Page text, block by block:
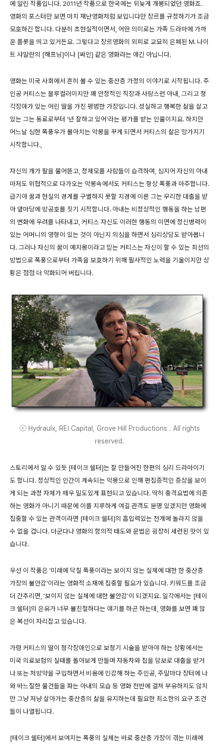
에 알린 작품입니다. 2011년 작품으로 한국에는 뒤늦게 개봉되었던 영화죠.
영화의 포스터만 보면 마치 재난영화처럼 보입니다만 장르를 규정하기가 조금
모호하긴 합니다. 다분히 초현실적이면서, 어떤 의미로는 가족 드라마에 가까
운 플롯을 띄고 있거든요. 그렇다고 장르영화의 외피로 교묘히 은폐된 M. 나이
트 샤말란의 [해프닝]이나 [싸인] 같은 영화라는 얘긴 아닙니다.
영화는 미국 사회에서 흔히 볼 수 있는 중산층 가정의 이야기로 시작됩니다. 주
인공 커티스는 블루컬러이지만 꽤 안정적인 직장과 사랑스런 아내, 그리고 청
각장애가 있는 어린 딸을 가진 평범한 가장입니다. 성실하고 행복한 삶을 살고
있는 그는 동료로부터 '넌 잘하고 있어'라는 평가를 받는 인물이지요. 하지만
어느날 심한 폭풍우가 몰아치는 악몽을 꾸게 되면서 커티스의 삶은 망가지기
시작합니다.,
자신의 개가 팔을 물어뜯고, 정체모를 사람들이 습격하며, 심지어 자신의 아내
마저도 위협적으로 다가오는 악몽속에서도 커티스는 항상 폭풍과 마주합니다.
급기야 꿈과 현실의 경계를 구별하지 못할 지경에 이른 그는 무리한 대출을 받
아 앞마당에 방공호를 짓기 시작합니다. 아내는 비정상적인 행동을 하는 남편
의 변화에 우려를 나타내고, 커티스 자신도 이러한 행동의 이면에 정신병력이
있는 어머니의 영향이 있는 것이 아닌지 의심을 하면서 심리상담도 받아봅니
다. 그러나 자신의 꿈이 예지몽이라고 믿는 커티스는 자신이 할 수 있는 최선의
방법으로 폭풍으로부터 가족을 보호하기 위해 필사적인 노력을 기울이지만 상
황은 점점 더 악화되어 버립니다.
ⓒ Hydraulx, REI Capital, Grove Hill Productions . All rights
reserved.
스토리에서 알 수 있듯 [테이크 쉘터]는 잘 만들어진 한편의 심리 드라마이기
도 합니다. 정상적인 인간이 계속되는 악몽으로 인해 편집증적인 증상을 보이
게 되는 과정 자체가 매우 밀도있게 표현되고 있습니다. 딱히 충격요법에 의존
하는 영화가 아니기 때문에 이를 지루하게 여길 관객도 분명 있겠지만 영화에
집중할 수 있는 관객이라면 [테이크 쉘터]의 흡입력있는 전개에 놀라지 않을
수 없을 겁니다. 더군다나 영화의 함의적 태도와 문법은 굉장히 세련된 맛이 있
습니다.
우선 이 작품은 '미래에 닥칠 폭풍이라는 보이지 않는 실체에 대한 한 중산층
가장의 불안감'이라는 영화적 소재에 집중할 필요가 있습니다. 키워드를 조금
더 간추리면, '보이지 않는 실체에 대한 불안감'이 되겠지요. 일각에서는 [테이
크 쉘터]의 은유가 너무 불친절하다는 얘기를 하곤 하는데, 영화를 보면 꽤 많
은 복선이 자리잡고 있습니다.
가령 커티스의 딸이 청각장애인으로 보청기 시술을 받아야 하는 상황에서는
미국 의료보험의 실태를 돌아보게 만들며 자동차와 집을 담보로 대출을 받거
나 또는 처방약을 구입하면서 비용에 민감해 하는 주인공, 주말마다 장터에 나
와 바느질한 물건들을 파는 아내의 모습 등 영화 전반에 걸쳐 부유하지도 않지
만 그냥 저냥 살아가는 중산층의 삶을 유지하는데 필요한 최소한의 요구 조건
들이 나열됩니다.
[테이크 쉘터]에서 보여지는 폭풍의 실체는 바로 중산층 가장이 겪는 미래에